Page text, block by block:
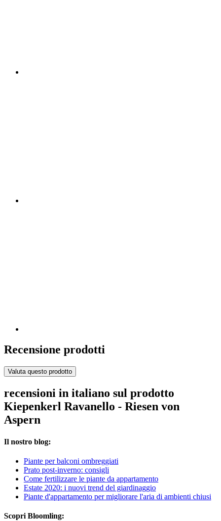
Recensione prodotti
Valuta questo prodotto
recensioni in italiano sul prodotto
Kiepenkerl Ravanello - Riesen von
Aspern
Il nostro blog:
Piante per balconi ombreggiati
Prato post-inverno: consigli
Come fertilizzare le piante da appartamento
Estate 2020: i nuovi trend del giardinaggio
Piante d'appartamento per migliorare l'aria di ambienti chiusi
Scopri Bloomling: